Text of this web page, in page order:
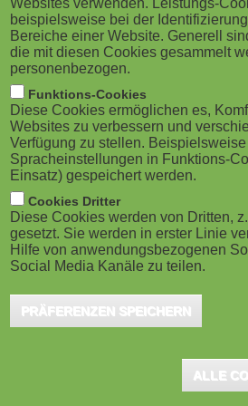
M
o
b
i
l
e
)
Websites verwenden. Leistungs-
beispielsweise bei der
Bereiche einer Website. Generell
die mit diesen Cookies gesammelt
personenbezogen.
Funktions-Cookies
Diese Cookies ermöglichen es,
Websites zu verbessern und
Verfügung zu stellen.
Spracheinstellungen in Funktions-
Einsatz) gespeichert werden.
Cookies Dritter
Diese Cookies werden von Dritten,
gesetzt. Sie werden in erster Linie
Hilfe von anwendungsbezogenen
Social Media Kanäle zu teilen.
PRÄFERENZEN SPEICHERN
ALLE